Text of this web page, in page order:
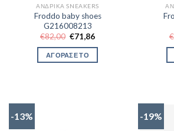
ΑΝΔΡΙΚΆ SNEAKERS
Froddo baby shoes
G216008213
€82,00 Original
price
was:
€82,00.
€71,86Η
τιμή
ΑΓΟΡΑΣΕ ΤΟ
€
-13% -19%